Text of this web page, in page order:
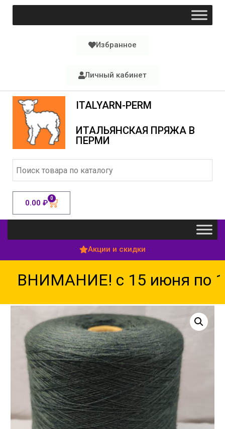
Избранное
Личный кабинет
ITALYARN-PERM
ИТАЛЬЯНСКАЯ ПРЯЖА В
ПЕРМИ
0.00 ₽ 0
Акции и скидки
ВНИМАНИЕ! с 15 июня по